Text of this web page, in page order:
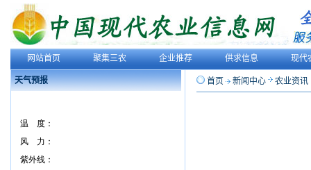
网站首页 聚集三农 企业推荐 供求信息 现代
天气预报 首页 新闻中心 农业资讯